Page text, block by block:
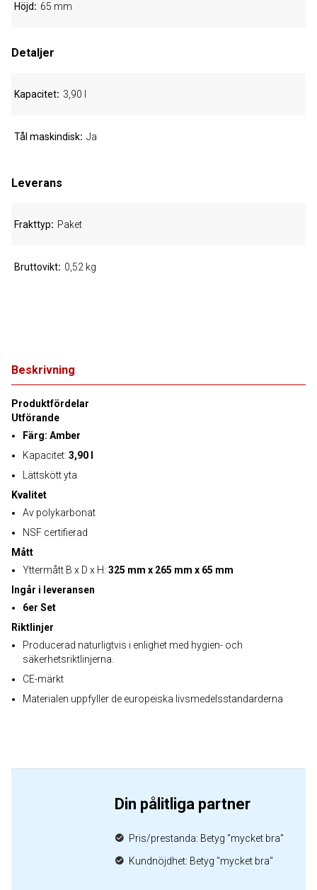
Beskrivning
Produktfördelar
Utförande
Färg: Amber
Kapacitet: 3,90 l
Lättskött yta
Kvalitet
Av polykarbonat
NSF certifierad
Mått
Yttermått B x D x H: 325 mm x 265 mm x 65 mm
Ingår i leveransen
6er Set
Riktlinjer
Producerad naturligtvis i enlighet med hygien- och
säkerhetsriktlinjerna.
CE-märkt
Materialen uppfyller de europeiska livsmedelsstandarderna
Höjd 65 mm
Detaljer
Kapacitet 3,90 l
Tål maskindisk Ja
Leverans
Frakttyp Paket
Bruttovikt 0,52 kg
Din pålitliga partner
Pris/prestanda: Betyg "mycket bra"
Kundnöjdhet: Betyg "mycket bra"